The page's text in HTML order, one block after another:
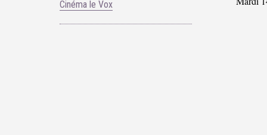
Cinéma le Vox